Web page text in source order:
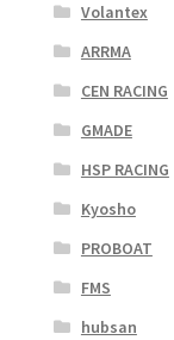
Volantex
ARRMA
CEN RACING
GMADE
HSP RACING
Kyosho
PROBOAT
FMS
hubsan